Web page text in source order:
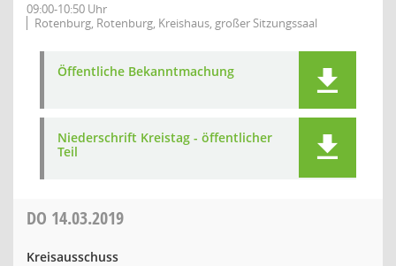
09:00-10:50 Uhr
Rotenburg, Rotenburg, Kreishaus, großer Sitzungssaal
Öffentliche Bekanntmachung
Niederschrift Kreistag - öffentlicher
Teil
DO 14.03.2019
Kreisausschuss